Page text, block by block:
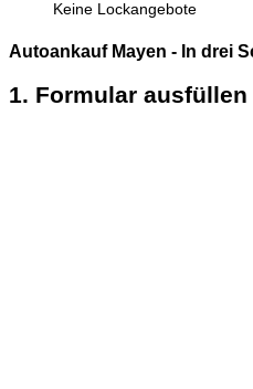
Keine Lockangebote
Autoankauf Mayen - In drei
1. Formular ausfüllen